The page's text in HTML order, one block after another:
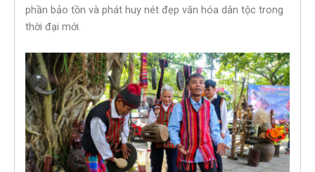
phần bảo tồn và phát huy nét đẹp văn hóa dân tộc trong
thời đại mới.